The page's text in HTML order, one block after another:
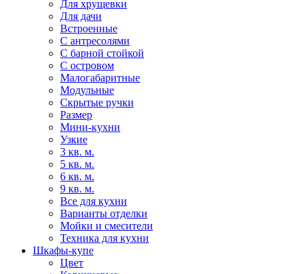
Для хрущевки
Для дачи
Встроенные
С антресолями
С барной стойкой
С островом
Малогабаритные
Модульные
Скрытые ручки
Размер
Мини-кухни
Узкие
3 кв. м.
5 кв. м.
6 кв. м.
9 кв. м.
Все для кухни
Варианты отделки
Мойки и смесители
Техника для кухни
Шкафы-купе
Цвет